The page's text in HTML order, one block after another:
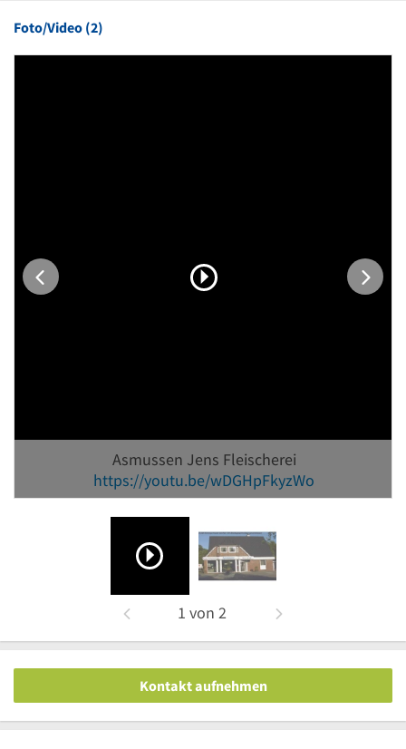
Foto/Video (2)
Asmussen Jens Fleischerei
https://youtu.be/wDGHpFkyzWo
1 von 2
Kontakt aufnehmen